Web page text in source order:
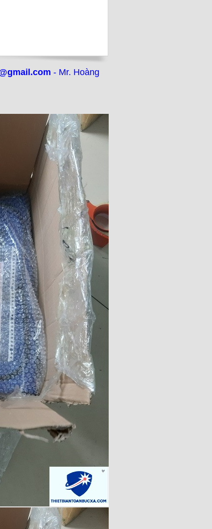
- Mr. Hoàng